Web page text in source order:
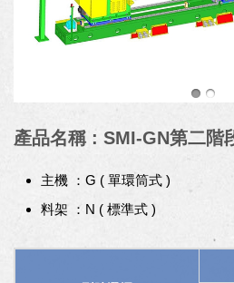
產品名稱 : SMI-GN第二階
主機 ：G ( 單環筒式 )
料架 ：N ( 標準式 )